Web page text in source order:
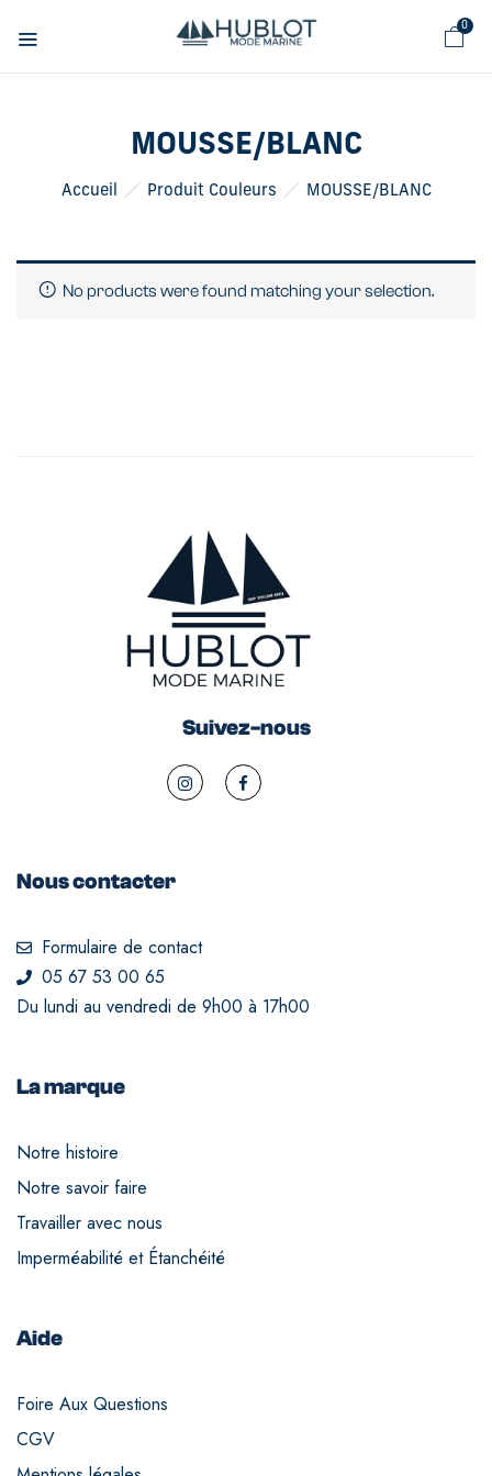
0
MOUSSE/BLANC
Accueil Produit Couleurs MOUSSE/BLANC
No products were found matching your selection.
Suivez-nous
Nous contacter
Formulaire de contact
05 67 53 00 65
Du lundi au vendredi de 9h00 à 17h00
La marque
Notre histoire
Notre savoir faire
Travailler avec nous
Imperméabilité et Étanchéité
Aide
Foire Aux Questions
CGV
Panneau de gestion des cookies